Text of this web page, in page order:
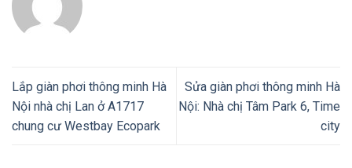
Lắp giàn phơi thông minh Hà
Nội nhà chị Lan ở A1717
chung cư Westbay Ecopark
Sửa giàn phơi thông minh Hà
Nội: Nhà chị Tâm Park 6, Time
city